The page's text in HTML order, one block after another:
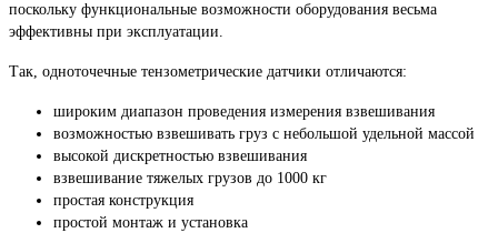
поскольку функциональные возможности оборудования весьма
эффективны при эксплуатации.
Так, одноточечные тензометрические датчики отличаются:
широким диапазон проведения измерения взвешивания
возможностью взвешивать груз с небольшой удельной массой
высокой дискретностью взвешивания
взвешивание тяжелых грузов до 1000 кг
простая конструкция
простой монтаж и установка